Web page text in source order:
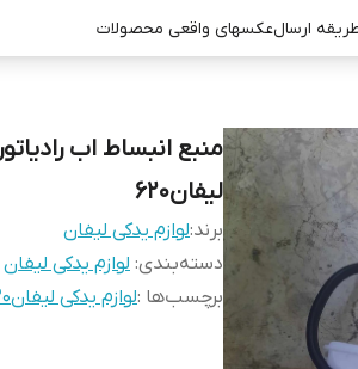
ارسالعکسهای واقعی محصولات
لیفان۶۲۰
برند:لوازم یدکی لیفان
دسته‌بندی: لوازم یدکی لیفان
برچسب‌ها :لوازم یدکی لیفان۶۲۰